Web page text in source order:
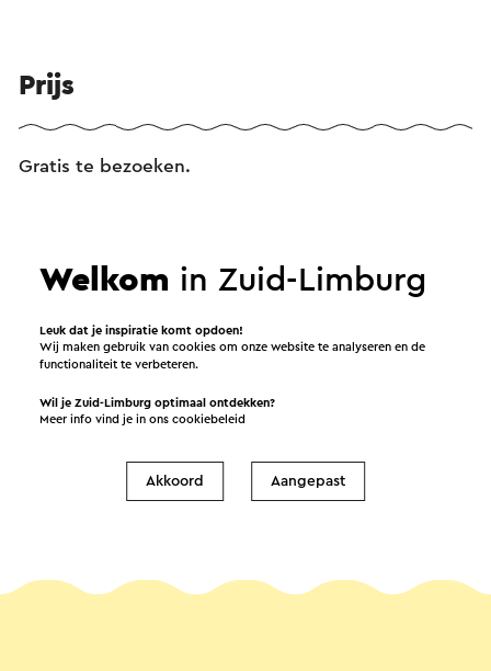
samenkomen: rijk versus arm, nieuwkomers in de
wijk en subculturen versus mainstream.
De expositie loopt van zaterdag 13 juni t/m
Prijs
Gratis te bezoeken.
Data
13-6-2026 t/m 30-8-2026
Welkom in Zuid-Limburg
Leuk dat je inspiratie komt opdoen!
Wij maken gebruik van cookies om onze website te analyseren en de
functionaliteit te verbeteren.
Wil je Zuid-Limburg optimaal ontdekken?
Meer info vind je in onscookiebeleid
Akkoord Aangepast